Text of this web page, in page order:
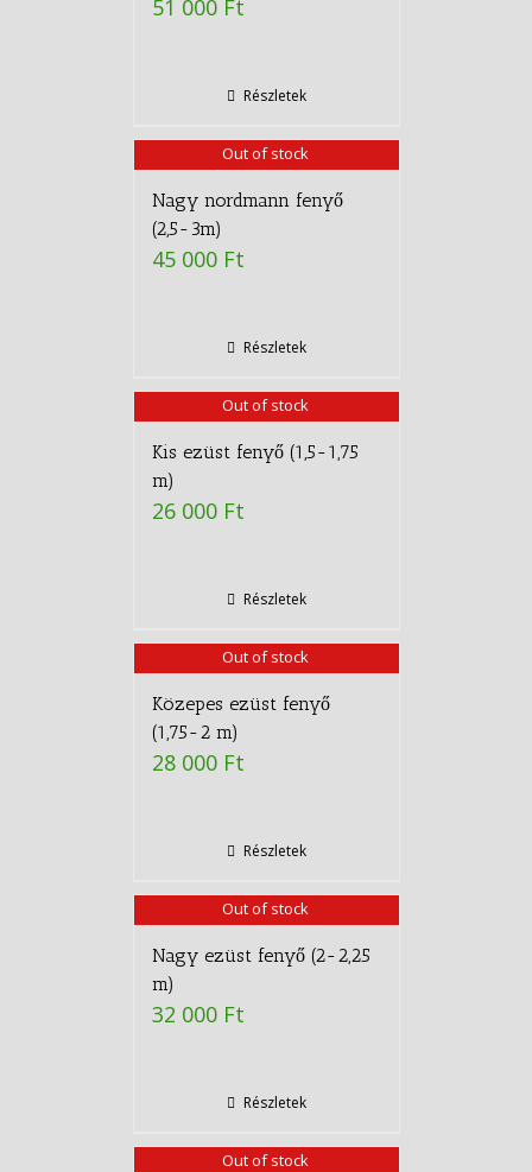
51 000 Ft
Részletek
Out of stock
Nagy nordmann fenyő
(2,5-3m)
45 000 Ft
Részletek
Out of stock
Kis ezüst fenyő (1,5-1,75
m)
26 000 Ft
Részletek
Out of stock
Közepes ezüst fenyő
(1,75-2 m)
28 000 Ft
Részletek
Out of stock
Nagy ezüst fenyő (2-2,25
m)
32 000 Ft
Részletek
Out of stock